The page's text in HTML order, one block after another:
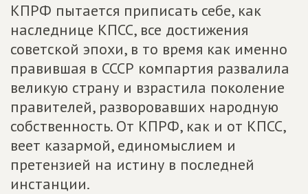
КПРФ пытается приписать себе, как
наследнице КПСС, все достижения
советской эпохи, в то время как именно
правившая в СССР компартия развалила
великую страну и взрастила поколение
правителей, разворовавших народную
собственность. От КПРФ, как и от КПСС,
веет казармой, единомыслием и
претензией на истину в последней
инстанции.